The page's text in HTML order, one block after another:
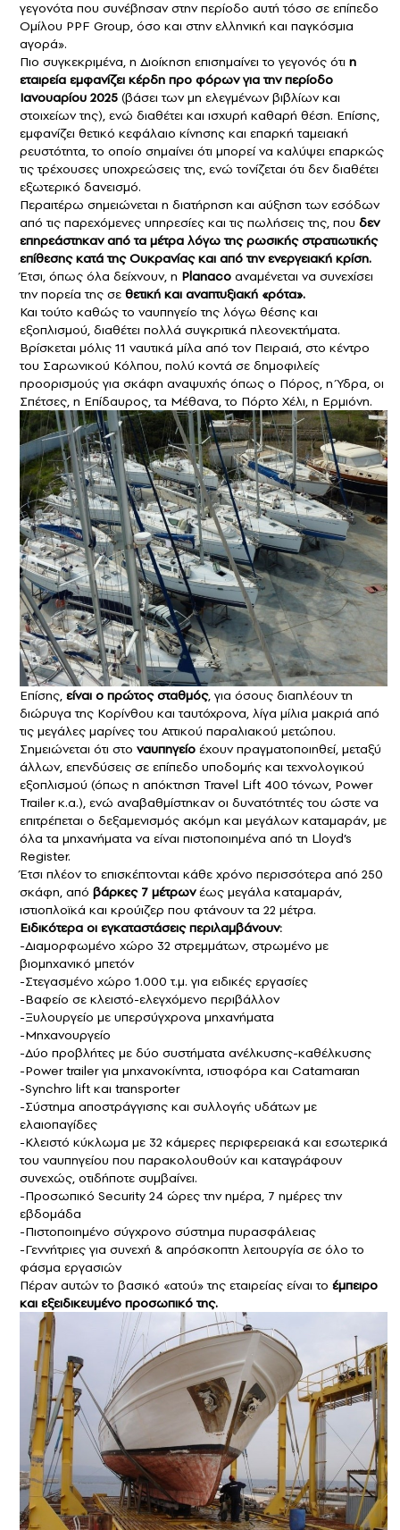
γεγονότα που συνέβησαν στην περίοδο αυτή τόσο σε επίπεδο
Ομίλου PPF Group, όσο και στην ελληνική και παγκόσμια
αγορά».
Πιο συγκεκριμένα, η Διοίκηση επισημαίνει το γεγονός ότι η
εταιρεία εμφανίζει κέρδη προ φόρων για την περίοδο
Ιανουαρίου 2025 (βάσει των μη ελεγμένων βιβλίων και
στοιχείων της), ενώ διαθέτει και ισχυρή καθαρή θέση. Επίσης,
εμφανίζει θετικό κεφάλαιο κίνησης και επαρκή ταμειακή
ρευστότητα, το οποίο σημαίνει ότι μπορεί να καλύψει επαρκώς
τις τρέχουσες υποχρεώσεις της, ενώ τονίζεται ότι δεν διαθέτει
εξωτερικό δανεισμό.
Περαιτέρω σημειώνεται η διατήρηση και αύξηση των εσόδων
από τις παρεχόμενες υπηρεσίες και τις πωλήσεις της, που δεν
επηρεάστηκαν από τα μέτρα λόγω της ρωσικής στρατιωτικής
επίθεσης κατά της Ουκρανίας και από την ενεργειακή κρίση.
Έτσι, όπως όλα δείχνουν, η Planaco αναμένεται να συνεχίσει
την πορεία της σε θετική και αναπτυξιακή «ρότα».
Και τούτο καθώς το ναυπηγείο της λόγω θέσης και
εξοπλισμού, διαθέτει πολλά συγκριτικά πλεονεκτήματα.
Βρίσκεται μόλις 11 ναυτικά μίλα από τον Πειραιά, στο κέντρο
του Σαρωνικού Kόλπου, πολύ κοντά σε δημοφιλείς
προορισμούς για σκάφη αναψυχής όπως ο Πόρος, η Ύδρα, οι
Σπέτσες, η Eπίδαυρος, τα Mέθανα, το Πόρτο Xέλι, η Eρμιόνη.
Eπίσης, είναι ο πρώτος σταθμός, για όσους διαπλέουν τη
διώρυγα της Kορίνθου και ταυτόχρονα, λίγα μίλια μακριά από
τις μεγάλες μαρίνες του Αττικού παραλιακού μετώπου.
Σημειώνεται ότι στο ναυπηγείο έχουν πραγματοποιηθεί, μεταξύ
άλλων, επενδύσεις σε επίπεδο υποδομής και τεχνολογικού
εξοπλισμού (όπως η απόκτηση Travel Lift 400 τόνων, Power
Trailer κ.α.), ενώ αναβαθμίστηκαν οι δυνατότητές του ώστε να
επιτρέπεται ο δεξαμενισμός ακόμη και μεγάλων καταμαράν, με
όλα τα μηχανήματα να είναι πιστοποιημένα από τη Lloyd’s
Register.
Έτσι πλέον το επισκέπτονται κάθε χρόνο περισσότερα από 250
σκάφη, από βάρκες 7 μέτρωνέως μεγάλα καταμαράν,
ιστιοπλοϊκά και κρούιζερ που φτάνουν τα 22 μέτρα.
Ειδικότερα οι εγκαταστάσεις περιλαμβάνουν:
-Διαμορφωμένο χώρο 32 στρεμμάτων, στρωμένο με
βιομηχανικό μπετόν
-Στεγασμένο χώρο 1.000 τ.μ. για ειδικές εργασίες
-Βαφείο σε κλειστό-ελεγχόμενο περιβάλλον
-Ξυλουργείο με υπερσύγχρονα μηχανήματα
-Μηχανουργείο
-Δύο προβλήτες με δύο συστήματα ανέλκυσης-καθέλκυσης
-Power trailer για μηχανοκίνητα, ιστιοφόρα και Catamaran
-Synchro lift και transporter
-Σύστημα αποστράγγισης και συλλογής υδάτων με
ελαιοπαγίδες
-Κλειστό κύκλωμα με 32 κάμερες περιφερειακά και εσωτερικά
του ναυπηγείου που παρακολουθούν και καταγράφουν
συνεχώς, οτιδήποτε συμβαίνει.
-Προσωπικό Security 24 ώρες την ημέρα, 7 ημέρες την
εβδομάδα
-Πιστοποιημένο σύγχρονο σύστημα πυρασφάλειας
-Γεννήτριες για συνεχή & απρόσκοπτη λειτουργία σε όλο το
φάσμα εργασιών
Πέραν αυτών το βασικό «ατού» της εταιρείας είναι το έμπειρο
και εξειδικευμένο προσωπικό της.